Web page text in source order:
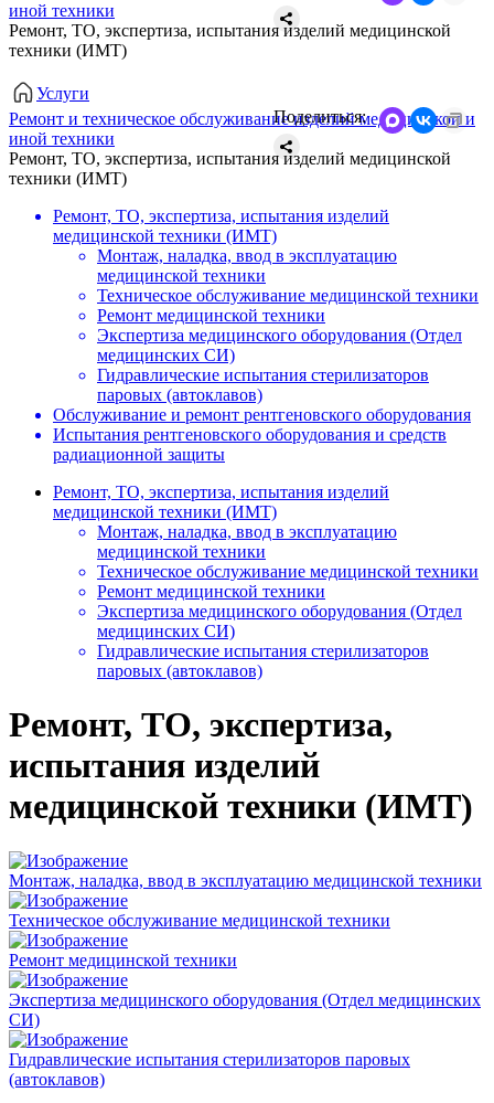
иной техники
Ремонт, ТО, экспертиза, испытания изделий медицинской
техники (ИМТ)
Услуги
Ремонт и техническое обслуживание изделий медицинской и
иной техники
Ремонт, ТО, экспертиза, испытания изделий медицинской
техники (ИМТ)
Поделиться:
Ремонт, ТО, экспертиза, испытания изделий
медицинской техники (ИМТ)
Монтаж, наладка, ввод в эксплуатацию
медицинской техники
Техническое обслуживание медицинской техники
Ремонт медицинской техники
Экспертиза медицинского оборудования (Отдел
медицинских СИ)
Гидравлические испытания стерилизаторов
паровых (автоклавов)
Обслуживание и ремонт рентгеновского оборудования
Испытания рентгеновского оборудования и средств
радиационной защиты
Ремонт, ТО, экспертиза, испытания изделий
медицинской техники (ИМТ)
Монтаж, наладка, ввод в эксплуатацию
медицинской техники
Техническое обслуживание медицинской техники
Ремонт медицинской техники
Экспертиза медицинского оборудования (Отдел
медицинских СИ)
Гидравлические испытания стерилизаторов
паровых (автоклавов)
Ремонт, ТО, экспертиза,
испытания изделий
медицинской техники (ИМТ)
Монтаж, наладка, ввод в эксплуатацию медицинской техники
Техническое обслуживание медицинской техники
Ремонт медицинской техники
Экспертиза медицинского оборудования (Отдел медицинских
СИ)
Гидравлические испытания стерилизаторов паровых
(автоклавов)